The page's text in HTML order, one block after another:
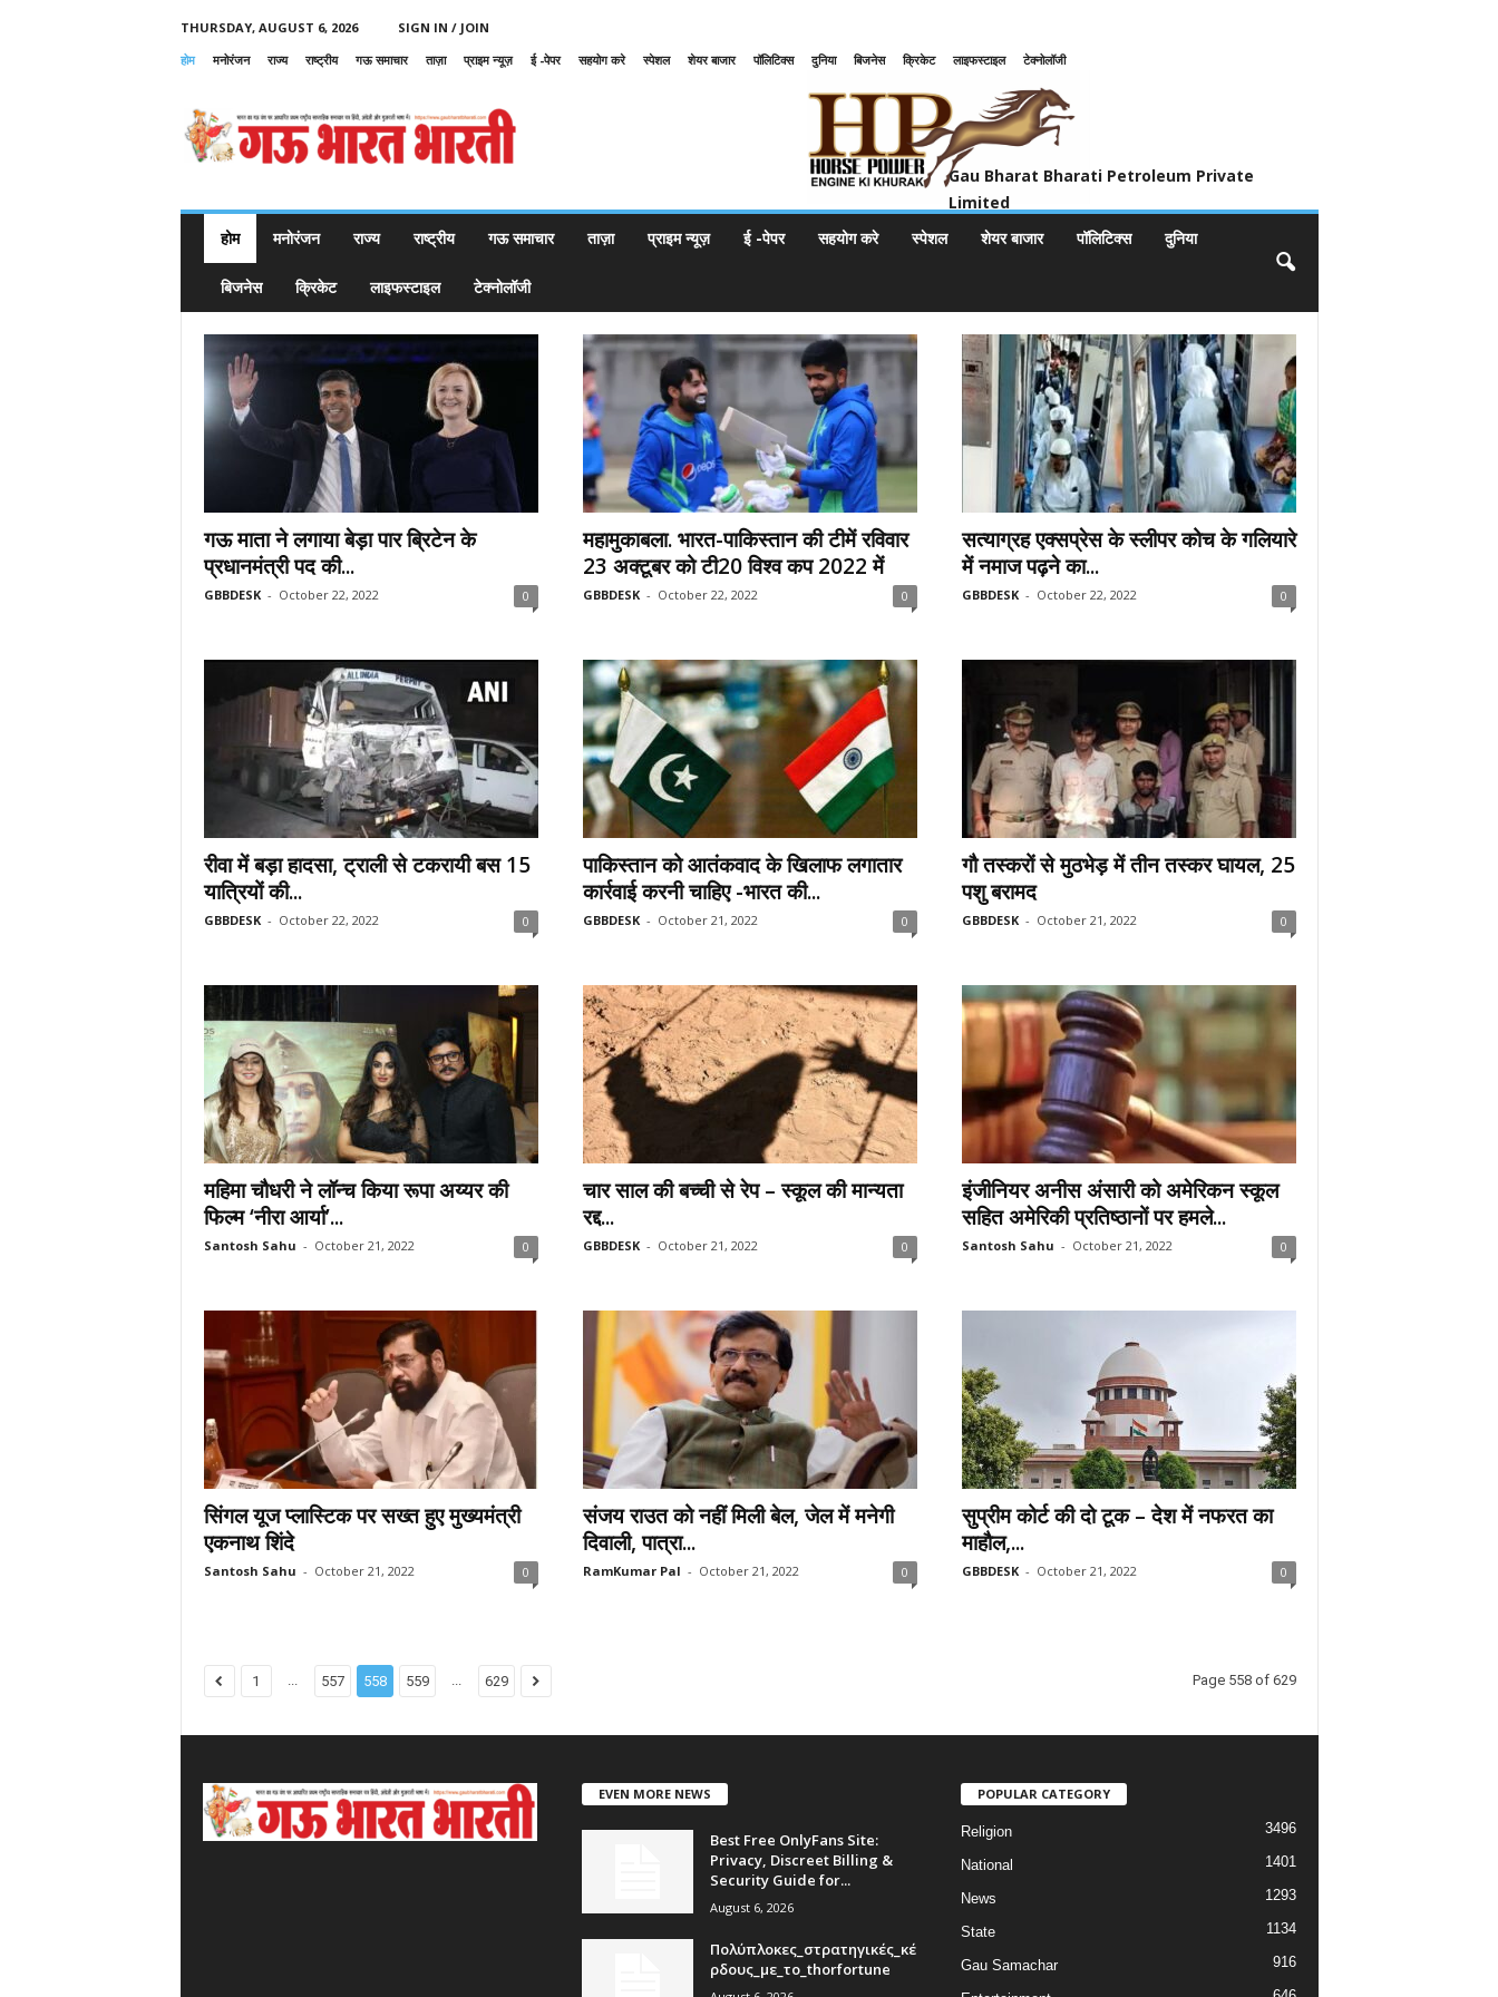
THURSDAY, AUGUST 6, 2026
SIGN IN / JOIN
होम
मनोरंजन राज्य राष्ट्रीय गऊ समाचार ताज़ा प्राइम न्यूज़ ई -पेपर सहयोग करे स्पेशल शेयर बाजार पॉलिटिक्स दुनिया बिजनेस क्रिकेट लाइफस्टाइल
टेक्नोलॉजी
B
h
B
Gau Bharat Bharati Petroleum Private
Limited
होम
मनोरंजन राज्य राष्ट्रीय गऊ समाचार ताज़ा प्राइम न्यूज़ ई -पेपर सहयोग करे स्पेशल शेयर बाजार पॉलिटिक्स दुनिया
बिजनेस क्रिकेट लाइफस्टाइल टेक्नोलॉजी
गऊ माता ने लगाया बेड़ा पार ब्रिटेन के
प्रधानमंत्री पद की...
GBBDESK - October 22, 2022 0
महामुकाबला. भारत-पाकिस्तान की टीमें रविवार
23 अक्टूबर को टी20 विश्व कप 2022 में
GBBDESK - October 22, 2022 0
सत्याग्रह एक्सप्रेस के स्लीपर कोच के गलियारे
में नमाज पढ़ने का...
GBBDESK - October 22, 2022 0
रीवा में बड़ा हादसा, ट्राली से टकरायी बस 15
यात्रियों की...
GBBDESK - October 22, 2022 0
पाकिस्‍तान को आतंकवाद के खिलाफ लगातार
कार्रवाई करनी चाहिए -भारत की...
GBBDESK - October 21, 2022 0
गौ तस्करों से मुठभेड़ में तीन तस्कर घायल, 25
पशु बरामद
GBBDESK - October 21, 2022 0
महिमा चौधरी ने लॉन्च किया रूपा अय्यर की
फिल्म ‘नीरा आर्या’...
Santosh Sahu - October 21, 2022 0
चार साल की बच्ची से रेप – स्कूल की मान्यता
रद्द...
GBBDESK - October 21, 2022 0
इंजीनियर अनीस अंसारी को अमेरिकन स्कूल
सहित अमेरिकी प्रतिष्ठानों पर हमले...
Santosh Sahu - October 21, 2022 0
सिंगल यूज प्लास्टिक पर सख्त हुए मुख्यमंत्री
एकनाथ शिंदे
Santosh Sahu - October 21, 2022 0
संजय राउत को नहीं मिली बेल, जेल में मनेगी
दिवाली, पात्रा...
RamKumar Pal - October 21, 2022 0
सुप्रीम कोर्ट की दो टूक – देश में नफरत का
माहौल,...
GBBDESK - October 21, 2022 0
1 ... 557 558 559 ... 629 Page 558 of 629
EVEN MORE NEWS
Best Free OnlyFans Site:
Privacy, Discreet Billing &
Security Guide for...
August 6, 2026
Πολύπλοκες_στρατηγικές_κέ
ρδους_με_το_thorfortune
POPULAR CATEGORY
Religion 3496
National 1401
News 1293
State 1134
Gau Samachar 916